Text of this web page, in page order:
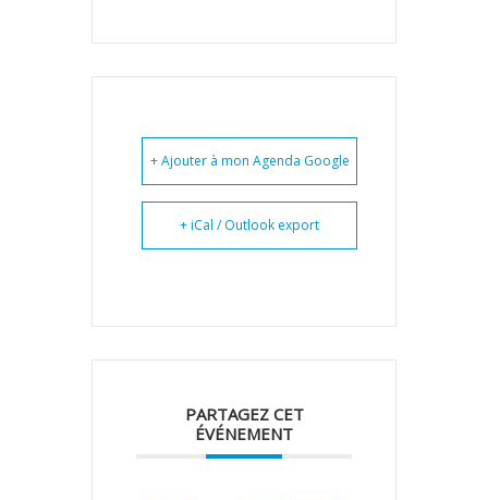
+ Ajouter à mon Agenda Google
+ iCal / Outlook export
PARTAGEZ CET
ÉVÉNEMENT